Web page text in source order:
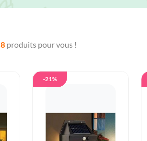
8produits pour vous !
-21%